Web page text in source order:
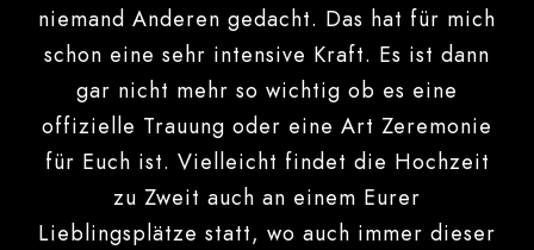
niemand Anderen gedacht. Das hat für mich
schon eine sehr intensive Kraft. Es ist dann
gar nicht mehr so wichtig ob es eine
offizielle Trauung oder eine Art Zeremonie
für Euch ist. Vielleicht findet die Hochzeit
zu Zweit auch an einem Eurer
Lieblingsplätze statt, wo auch immer dieser